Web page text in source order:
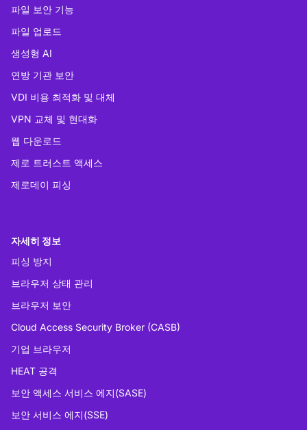
파일 보안 기능
파일 업로드
생성형 AI
연방 기관 보안
VDI 비용 최적화 및 대체
VPN 교체 및 현대화
웹 다운로드
제로 트러스트 액세스
제로데이 피싱
자세히 정보
피싱 방지
브라우저 상태 관리
브라우저 보안
Cloud Access Security Broker (CASB)
기업 브라우저
HEAT 공격
보안 액세스 서비스 에지(SASE)
보안 서비스 에지(SSE)